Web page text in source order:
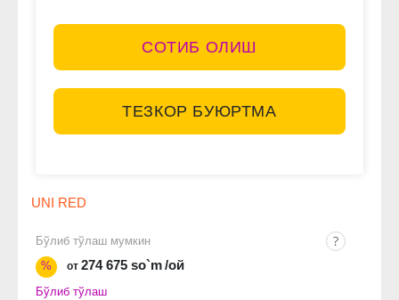
СОТИБ ОЛИШ
ТЕЗКОР БУЮРТМА
UNI RED
Бўлиб тўлаш мумкин
%
от 274 675 so`m/ой
Бўлиб тўлаш